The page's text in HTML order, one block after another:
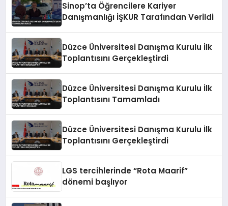
Sinop’ta Öğrencilere Kariyer
Danışmanlığı İŞKUR Tarafından Verildi
Düzce Üniversitesi Danışma Kurulu İlk
Toplantısını Gerçekleştirdi
Düzce Üniversitesi Danışma Kurulu İlk
Toplantısını Tamamladı
Düzce Üniversitesi Danışma Kurulu İlk
Toplantısını Gerçekleştirdi
LGS tercihlerinde “Rota Maarif”
dönemi başlıyor